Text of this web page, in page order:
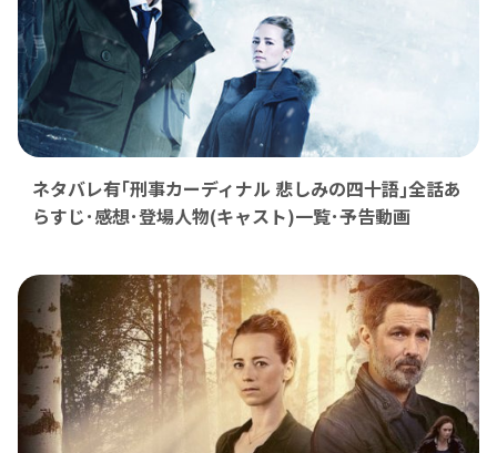
ネタバレ有｢刑事カーディナル 悲しみの四十語｣全話あ
らすじ･感想･登場人物(キャスト)一覧･予告動画